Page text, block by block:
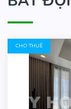
CHO THUÊ